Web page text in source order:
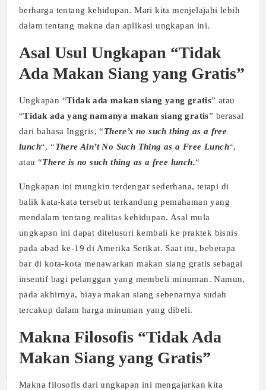
berharga tentang kehidupan. Mari kita menjelajahi lebih
dalam tentang makna dan aplikasi ungkapan ini.
Asal Usul Ungkapan “Tidak
Ada Makan Siang yang Gratis”
Ungkapan “Tidak ada makan siang yang gratis” atau
“Tidak ada yang namanya makan siang gratis” berasal
dari bahasa Inggris, “There’s no such thing as a free
lunch“, “There Ain’t No Such Thing as a Free Lunch“,
atau “There is no such thing as a free lunch.“
Ungkapan ini mungkin terdengar sederhana, tetapi di
balik kata-kata tersebut terkandung pemahaman yang
mendalam tentang realitas kehidupan. Asal mula
ungkapan ini dapat ditelusuri kembali ke praktek bisnis
pada abad ke-19 di Amerika Serikat. Saat itu, beberapa
bar di kota-kota menawarkan makan siang gratis sebagai
insentif bagi pelanggan yang membeli minuman. Namun,
pada akhirnya, biaya makan siang sebenarnya sudah
tercakup dalam harga minuman yang dibeli.
Makna Filosofis “Tidak Ada
Makan Siang yang Gratis”
Makna filosofis dari ungkapan ini mengajarkan kita